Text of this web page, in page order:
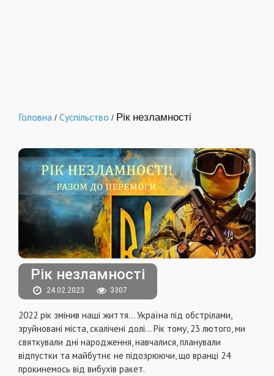
Головна / Суспільство / Рік незламності
Рік незламності
24.02.2023 3307
2022 рік змінив наші життя… Україна під обстрілами,
зруйновані міста, скалічені долі… Рік тому, 23 лютого, ми
святкували дні народження, навчалися, планували
відпустки та майбутнє не підозрюючи, що вранці 24
прокинемось від вибухів ракет.